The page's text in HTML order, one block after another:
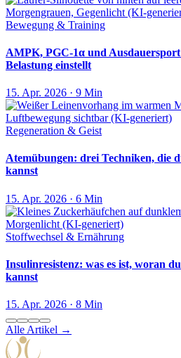
Bewegung & Training
AMPK, PGC-1α und
Belastung einstellt
15. Apr. 2026 · 9 Min
Regeneration & Geist
Atemübungen: drei Techniken, die
kannst
15. Apr. 2026 · 6 Min
Stoffwechsel & Ernährung
Insulinresistenz: was es ist, woran
kannst
15. Apr. 2026 · 8 Min
Alle Artikel →